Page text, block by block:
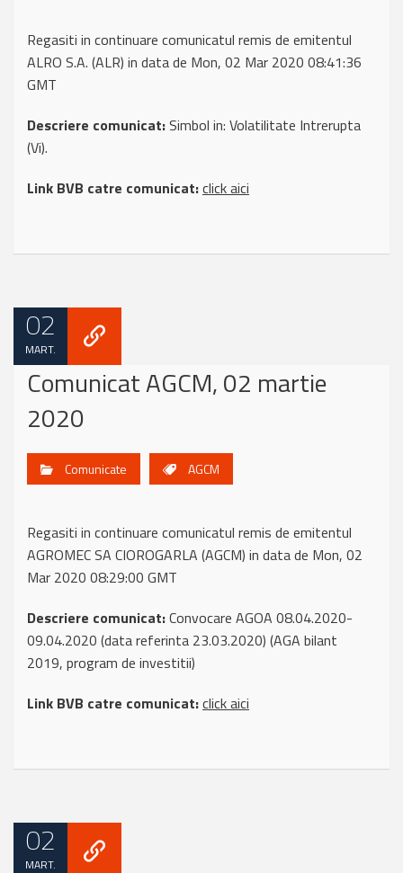
Regasiti in continuare comunicatul remis de emitentul
ALRO S.A. (ALR) in data de Mon, 02 Mar 2020 08:41:36
GMT
Descriere comunicat:Simbol in: Volatilitate Intrerupta
(Vi).
Link BVB catre comunicat:click aici
02
MART.
Comunicat AGCM, 02 martie
2020
Comunicate AGCM
Regasiti in continuare comunicatul remis de emitentul
AGROMEC SA CIOROGARLA (AGCM) in data de Mon, 02
Mar 2020 08:29:00 GMT
Descriere comunicat:Convocare AGOA 08.04.2020-
09.04.2020 (data referinta 23.03.2020) (AGA bilant
2019, program de investitii)
Link BVB catre comunicat:click aici
02
MART.